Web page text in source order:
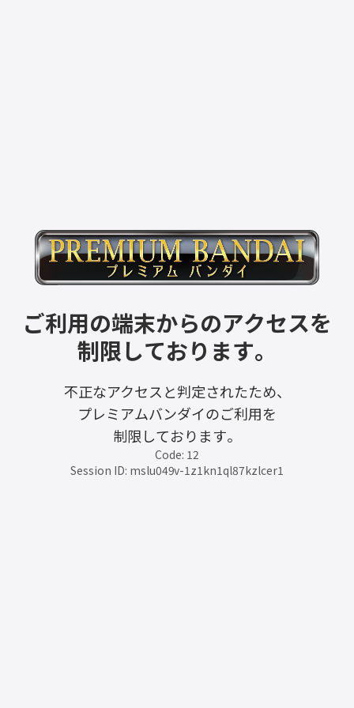
ご利用の端末からのアクセスを
制限しております。
不正なアクセスと判定されたため、
プレミアムバンダイのご利用を
制限しております。
Code: 12
Session ID: mslu049v-1z1kn1ql87kzlcer1